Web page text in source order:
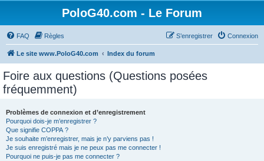
PoloG40.com - Le Forum
FAQ Règles Connexion
S’enregistrer
Le site www.PoloG40.com Index du forum
Foire aux questions (Questions posées
fréquemment)
Problèmes de connexion et d’enregistrement
Pourquoi dois-je m’enregistrer ?
Que signifie COPPA ?
Je souhaite m’enregistrer, mais je n’y parviens pas !
Je suis enregistré mais je ne peux pas me connecter !
Pourquoi ne puis-je pas me connecter ?